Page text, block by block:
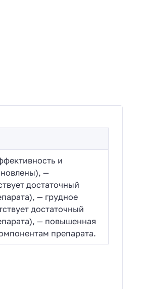
и
—
достаточный
— грудное
достаточный
— повышенная
препарата.